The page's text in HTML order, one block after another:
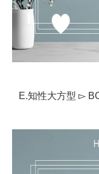
E.知性大方型 ▻